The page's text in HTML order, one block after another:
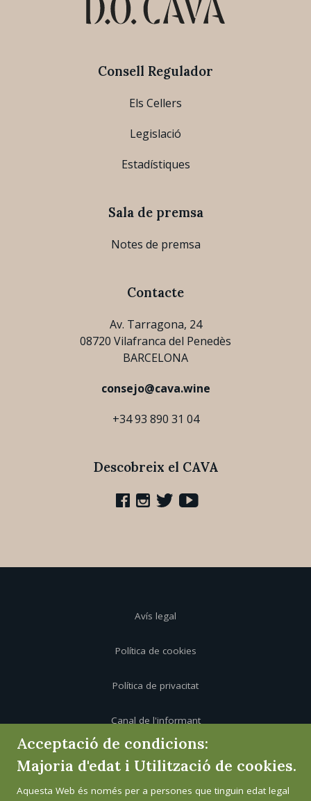
Consell Regulador
Els Cellers
Legislació
Estadístiques
Sala de premsa
Notes de premsa
Contacte
Av. Tarragona, 24
08720 Vilafranca del Penedès
BARCELONA
consejo@cava.wine
+34 93 890 31 04
Descobreix el CAVA
Avís legal
Política de cookies
Política de privacitat
Canal de l'informant
Acceptació de condicions:
Majoria d'edat i Utilització de cookies.
Aquesta Web és només per a persones que tinguin edat legal